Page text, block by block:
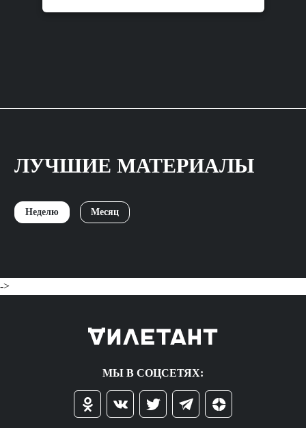
ЛУЧШИЕ МАТЕРИАЛЫ
Неделю Месяц
->
МЫ В СОЦСЕТЯХ: